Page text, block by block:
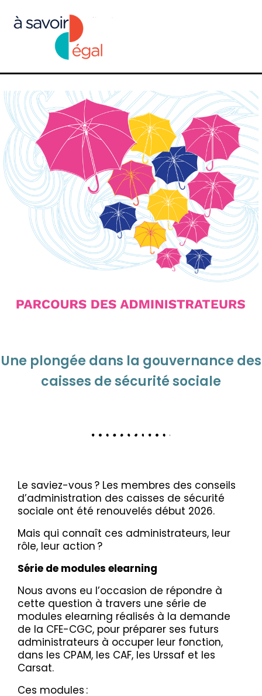
Une plongée dans la gouvernance des
caisses de sécurité sociale
Le saviez-vous ? Les membres des conseils
d’administration des caisses de sécurité
sociale ont été renouvelés début 2026.
Mais qui connaît ces administrateurs, leur
rôle, leur action ?
Série de modules elearning
Nous avons eu l’occasion de répondre à
cette question à travers une série de
modules elearning réalisés à la demande
de la CFE-CGC, pour préparer ses futurs
administrateurs à occuper leur fonction,
dans les CPAM, les CAF, les Urssaf et les
Carsat.
Ces modules :